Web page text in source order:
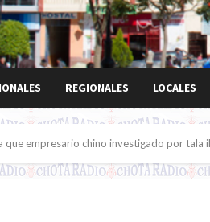
REGIONALES LOCALES
que empresario chino investigado por tala